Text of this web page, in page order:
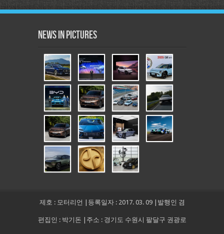
News in Pictures
제호 : 모터리언 |등록일자 : 2017. 03. 09 |발행인 겸
편집인 : 박기돈 |주소 : 경기도 수원시 팔달구 권광로